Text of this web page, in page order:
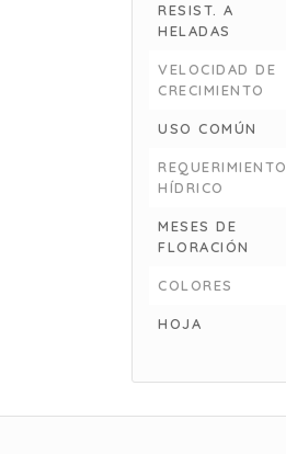
RESIST. A
HELADAS
VELOCIDAD DE
CRECIMIENTO
USO COMÚN
REQUERIMIENTO
HÍDRICO
MESES DE
FLORACIÓN
COLORES
HOJA